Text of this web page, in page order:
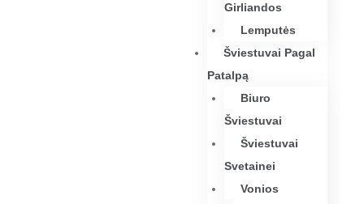
Girliandos
Lemputės
Šviestuvai Pagal
Patalpą
Biuro
Šviestuvai
Šviestuvai
Svetainei
Vonios